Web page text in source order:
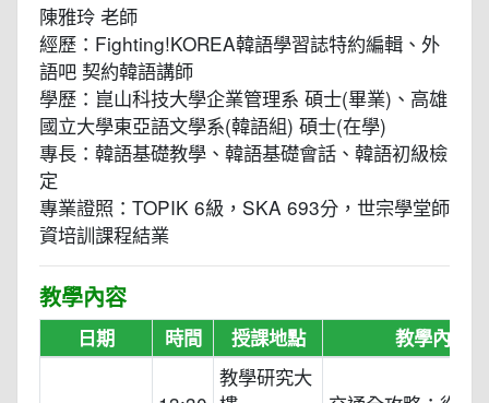
陳雅玲 老師
經歷：Fighting!KOREA韓語學習誌特約編輯、外
語吧 契約韓語講師
學歷：崑山科技大學企業管理系 碩士(畢業)、高雄
國立大學東亞語文學系(韓語組) 碩士(在學)
專長：韓語基礎教學、韓語基礎會話、韓語初級檢
定
專業證照：TOPIK 6級，SKA 693分，世宗學堂師
資培訓課程結業
教學內容
日期 時間 授課地點 教學內容
教學研究大